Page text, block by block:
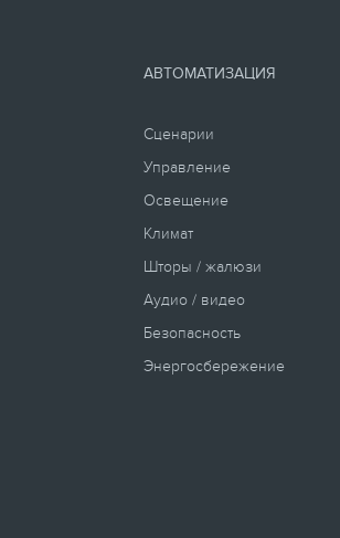
АВТОМАТИЗАЦИЯ
Сценарии
Управление
Освещение
Климат
Шторы / жалюзи
Аудио / видео
Безопасность
Энергосбережение